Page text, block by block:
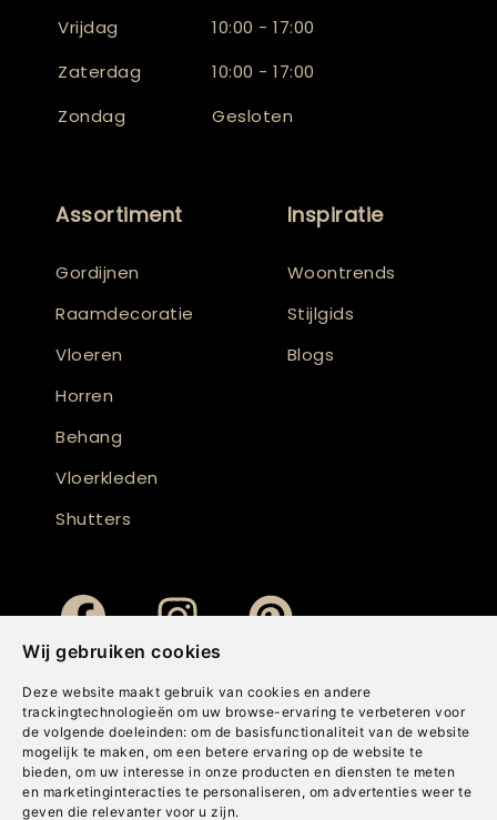
Wij gebruiken cookies
Deze website maakt gebruik van cookies en andere
trackingtechnologieën om uw browse-ervaring te verbeteren voor
de volgende doeleinden: om de basisfunctionaliteit van de website
mogelijk te maken , om een betere ervaring op de website te
bieden, om uw interesse in onze producten en diensten te meten
en marketinginteracties te personaliseren , om advertenties weer te
geven die relevanter voor u zijn.
Vrijdag
10:00 - 17:00
Zaterdag
10:00 - 17:00
Zondag
Gesloten
Assortiment
Gordijnen
Raamdecoratie
Vloeren
Horren
Behang
Vloerkleden
Shutters
Inspiratie
Woontrends
Stijlgids
Blogs